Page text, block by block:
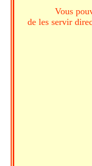
Vous
de les servir